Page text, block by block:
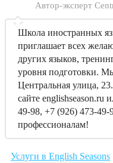
Автор-эксперт
Школа иностранных
приглашает всех
других языков,
уровня подготовки.
Центральная улица,
сайте englishseason.ru
49-98, +7 (926) 473-49-
профессионалам!
Услуги в English Seasons